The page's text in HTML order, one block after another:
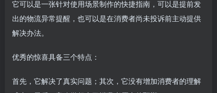
它可以是一张针对使用场景制作的快捷指南，可以是提前发
出的物流异常提醒，也可以是在消费者尚未投诉前主动提供
解决办法。
优秀的惊喜具备三个特点：
首先，它解决了真实问题；其次，它没有增加消费者的理解